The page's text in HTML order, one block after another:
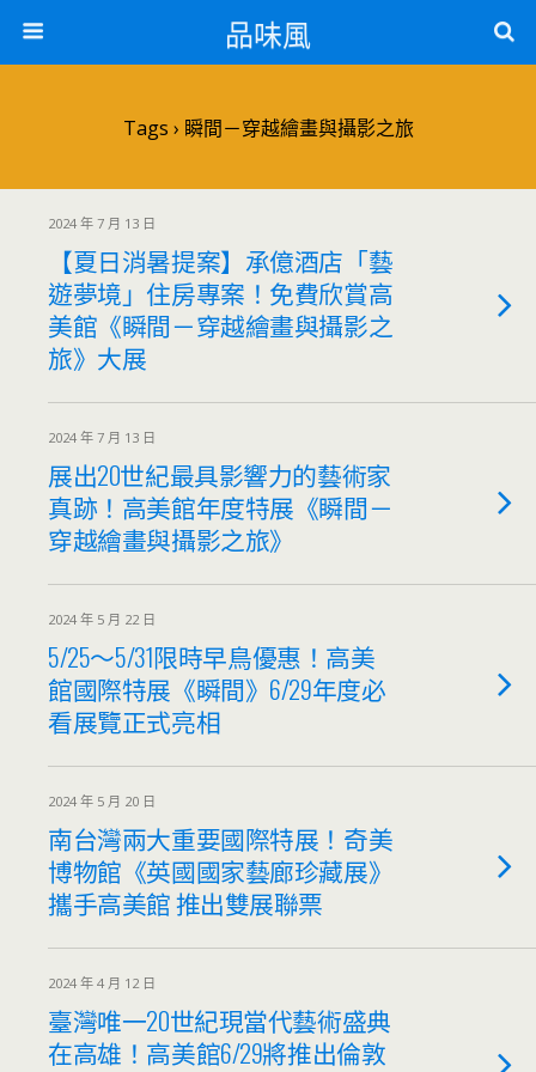
品味風
Tags › 瞬間－穿越繪畫與攝影之旅
2024 年 7 月 13 日
【夏日消暑提案】承億酒店「藝
遊夢境」住房專案！免費欣賞高
美館《瞬間－穿越繪畫與攝影之
旅》大展
2024 年 7 月 13 日
展出20世紀最具影響力的藝術家
真跡！高美館年度特展《瞬間－
穿越繪畫與攝影之旅》
2024 年 5 月 22 日
5/25～5/31限時早鳥優惠！高美
館國際特展《瞬間》6/29年度必
看展覽正式亮相
2024 年 5 月 20 日
南台灣兩大重要國際特展！奇美
博物館《英國國家藝廊珍藏展》
攜手高美館 推出雙展聯票
2024 年 4 月 12 日
臺灣唯一20世紀現當代藝術盛典
在高雄！高美館6/29將推出倫敦